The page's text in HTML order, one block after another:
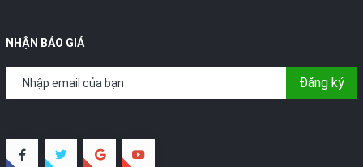
NHẬN BÁO GIÁ
Đăng ký